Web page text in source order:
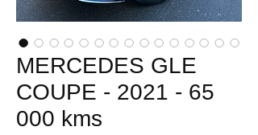
MERCEDES GLE
COUPE - 2021 - 65
000 kms